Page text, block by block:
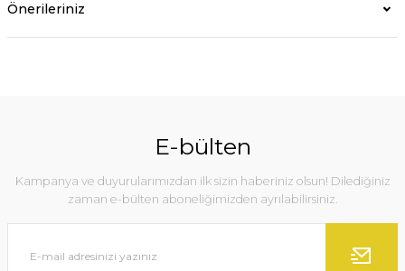
Önerileriniz
E-bülten
Kampanya ve duyurularımızdan ilk sizin haberiniz olsun! Dilediğiniz
zaman e-bülten aboneliğimizden ayrılabilirsiniz.